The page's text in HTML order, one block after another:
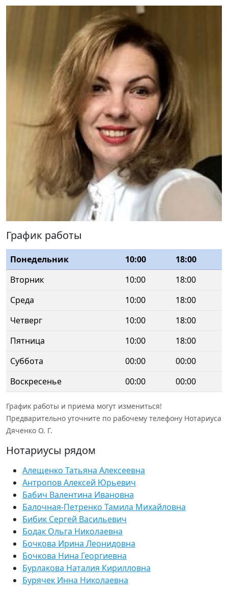
График работы
Понедельник 10:00
18:00
Вторник
10:00
18:00
Среда
10:00
18:00
Четверг
10:00
18:00
Пятница
10:00
18:00
Суббота
00:00
00:00
Воскресенье
00:00 00:00
График работы и приема могут измениться!
Предварительно уточните по рабочему телефону Нотариуса
Дяченко О. Г.
Нотариусы рядом
Алещенко Татьяна Алексеевна
Антропов Алексей Юрьевич
Бабич Валентина Ивановна
Балочная-Петренко Тамила Михайловна
Бибик Сергей Васильевич
Бодак Ольга Николаевна
Бочкова Ирина Леонидовна
Бочкова Нина Георгиевна
Бурлакова Наталия Кирилловна
Бурячек Инна Николаевна